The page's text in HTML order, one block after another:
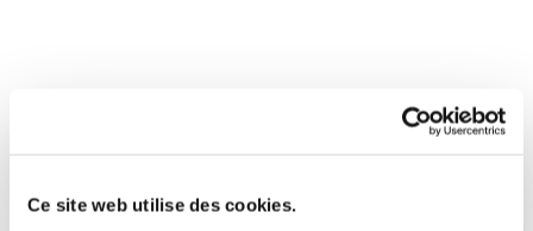
Ce site web utilise des cookies.